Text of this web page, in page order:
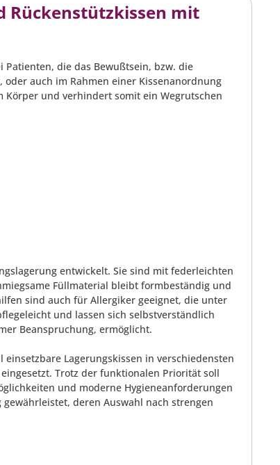
Rückenstützkissen mit
die das Bewußtsein, bzw. die
auch im Rahmen einer Kissenanordnung
Körper und verhindert somit ein Wegrutschen
entwickelt. Sie sind mit federleichten
Füllmaterial bleibt formbeständig und
sind auch für Allergiker geeignet, die unter
und lassen sich selbstverständlich
Beanspruchung, ermöglicht.
Lagerungskissen in verschiedensten
Trotz der funktionalen Priorität soll
und moderne Hygieneanforderungen
deren Auswahl nach strengen